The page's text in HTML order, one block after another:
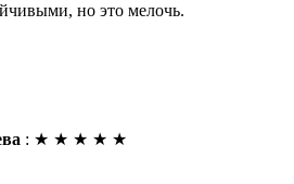
но это мелочь.
: ★ ★ ★ ★ ★